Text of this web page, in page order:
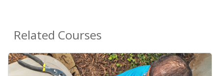
Related Courses